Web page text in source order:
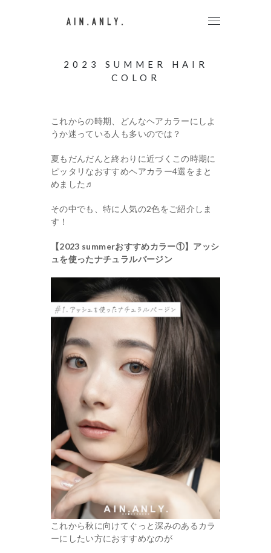
2023 SUMMER HAIR
COLOR
これからの時期、どんなヘアカラーにしよ
うか迷っている人も多いのでは？
夏もだんだんと終わりに近づくこの時期に
ピッタリなおすすめヘアカラー4選をまと
めました♬
その中でも、特に人気の2色をご紹介しま
す！
【2023 summerおすすめカラー①】アッシ
ュを使ったナチュラルバージン
これから秋に向けてぐっと深みのあるカラ
ーにしたい方におすすめなのが